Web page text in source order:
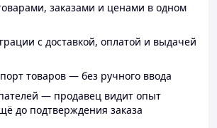
заказами и ценами в одном
с доставкой, оплатой и выдачей
товаров — без ручного ввода
— продавец видит опыт
до подтверждения заказа